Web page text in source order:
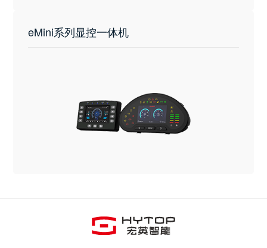
eMini系列显控一体机